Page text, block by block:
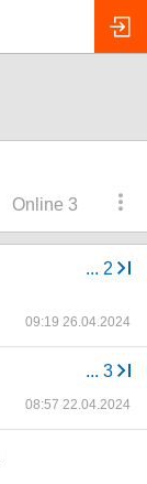
Online 3
... 2
09:19 26.04.2024
... 3
08:57 22.04.2024